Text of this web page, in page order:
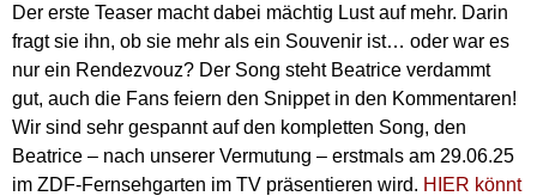
Der erste Teaser macht dabei mächtig Lust auf mehr. Darin
fragt sie ihn, ob sie mehr als ein Souvenir ist… oder war es
nur ein Rendezvouz? Der Song steht Beatrice verdammt
gut, auch die Fans feiern den Snippet in den Kommentaren!
Wir sind sehr gespannt auf den kompletten Song, den
Beatrice – nach unserer Vermutung – erstmals am 29.06.25
im ZDF-Fernsehgarten im TV präsentieren wird. HIER könnt